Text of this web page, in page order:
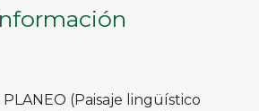
(Paisaje lingüístico